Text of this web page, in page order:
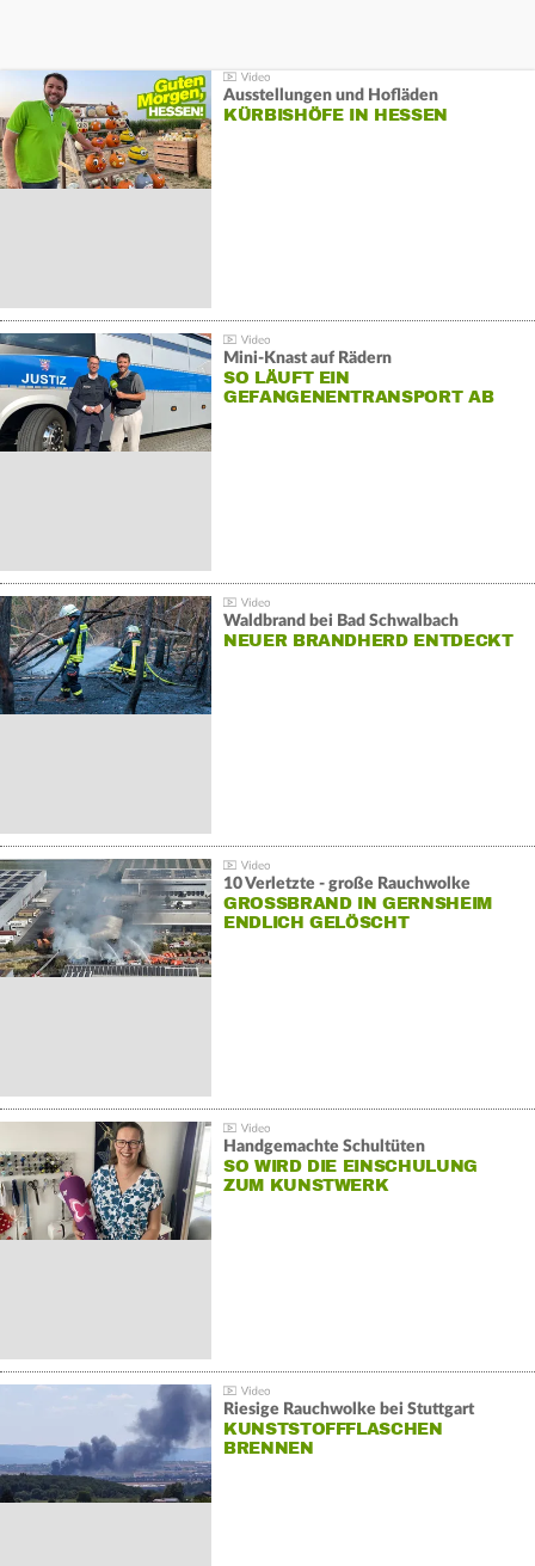
Ausstellungen und Hofläden
KÜRBISHÖFE IN HESSEN
Mini-Knast auf Rädern
SO LÄUFT EIN
GEFANGENENTRANSPORT AB
Waldbrand bei Bad Schwalbach
NEUER BRANDHERD ENTDECKT
10 Verletzte - große Rauchwolke
GROSSBRAND IN GERNSHEIM E
NDLICH GELÖSCHT
Handgemachte Schultüten
SO WIRD DIE EINSCHULUNG
ZUM KUNSTWERK
Riesige Rauchwolke bei Stuttgart
KUNSTSTOFFFLASCHEN
BRENNEN